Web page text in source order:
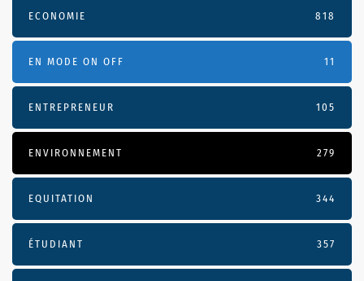
ECONOMIE 818
EN MODE ON OFF 11
ENTREPRENEUR 105
ENVIRONNEMENT 279
EQUITATION 344
ÉTUDIANT 357